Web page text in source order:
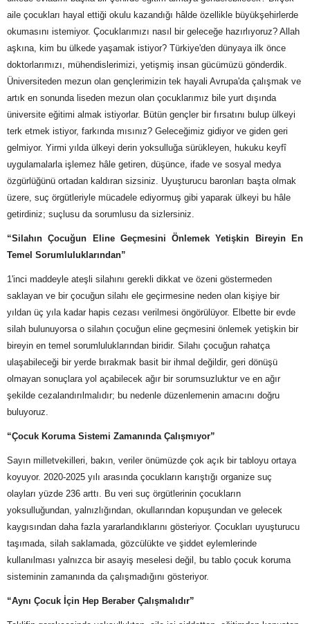
aile çocukları hayal ettiği okulu kazandığı hâlde özellikle büyükşehirlerde
okumasını istemiyor. Çocuklarımızı nasıl bir geleceğe hazırlıyoruz? Allah
aşkına, kim bu ülkede yaşamak istiyor? Türkiye'den dünyaya ilk önce
doktorlarımızı, mühendislerimizi, yetişmiş insan gücümüzü gönderdik.
Üniversiteden mezun olan gençlerimizin tek hayali Avrupa'da çalışmak ve
artık en sonunda liseden mezun olan çocuklarımız bile yurt dışında
üniversite eğitimi almak istiyorlar. Bütün gençler bir fırsatını bulup ülkeyi
terk etmek istiyor, farkında mısınız? Geleceğimiz gidiyor ve giden geri
gelmiyor. Yirmi yılda ülkeyi derin yoksulluğa sürükleyen, hukuku keyfî
uygulamalarla işlemez hâle getiren, düşünce, ifade ve sosyal medya
özgürlüğünü ortadan kaldıran sizsiniz. Uyuşturucu baronları başta olmak
üzere, suç örgütleriyle mücadele ediyormuş gibi yaparak ülkeyi bu hâle
getirdiniz; suçlusu da sorumlusu da sizlersiniz.
“Silahın Çocuğun Eline Geçmesini Önlemek Yetişkin Bireyin En
Temel Sorumluluklarından”
1'inci maddeyle ateşli silahını gerekli dikkat ve özeni göstermeden
saklayan ve bir çocuğun silahı ele geçirmesine neden olan kişiye bir
yıldan üç yıla kadar hapis cezası verilmesi öngörülüyor. Elbette bir evde
silah bulunuyorsa o silahın çocuğun eline geçmesini önlemek yetişkin bir
bireyin en temel sorumluluklarından biridir. Silahı çocuğun rahatça
ulaşabileceği bir yerde bırakmak basit bir ihmal değildir, geri dönüşü
olmayan sonuçlara yol açabilecek ağır bir sorumsuzluktur ve en ağır
şekilde cezalandırılmalıdır; bu nedenle düzenlemenin amacını doğru
buluyoruz.
“Çocuk Koruma Sistemi Zamanında Çalışmıyor”
Sayın milletvekilleri, bakın, veriler önümüzde çok açık bir tabloyu ortaya
koyuyor. 2020-2025 yılı arasında çocukların karıştığı organize suç
olayları yüzde 236 arttı. Bu veri suç örgütlerinin çocukların
yoksulluğundan, yalnızlığından, okullarından kopuşundan ve gelecek
kaygısından daha fazla yararlandıklarını gösteriyor. Çocukları uyuşturucu
taşımada, silah saklamada, gözcülükte ve şiddet eylemlerinde
kullanılması yalnızca bir asayiş meselesi değil, bu tablo çocuk koruma
sisteminin zamanında da çalışmadığını gösteriyor.
“Aynı Çocuk İçin Hep Beraber Çalışmalıdır”